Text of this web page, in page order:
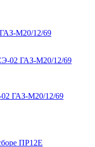
ГАЗ-М20/12/69